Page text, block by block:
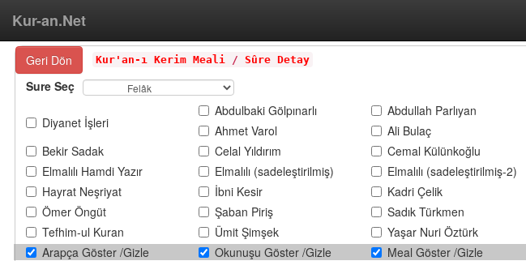
Kur-an.Net
Geri Dön Kur'an-ı Kerim Meali / Sûre Detay
Sure Seç
Diyanet İşleri
Abdulbaki Gölpınarlı Abdullah Parlıyan
Ahmet Varol
Ali Bulaç
Bekir Sadak
Celal Yıldırım Cemal Külünkoğlu
Elmalılı Hamdi Yazır
Elmalılı (sadeleştirilmiş) Elmalılı (sadeleştirilmiş-2)
Hayrat Neşriyat
İbni Kesir Kadri Çelik
Ömer Öngüt
Şaban Piriş Sadık Türkmen
Tefhim-ul Kuran
Ümit Şimşek Yaşar Nuri Öztürk
Arapça Göster /Gizle
Okunuşu Göster /Gizle Meal Göster /Gizle